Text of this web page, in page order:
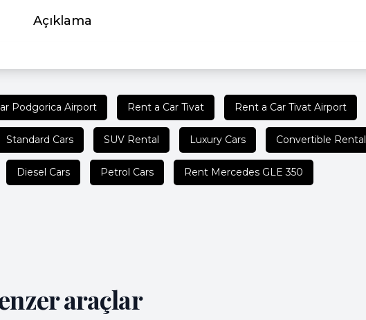
Açıklama
Podgorica Airport Rent a Car Tivat Rent a Car Tivat Airport
Standard Cars SUV Rental Luxury Cars Convertible Rental
Diesel Cars Petrol Cars Rent Mercedes GLE 350
araçlar